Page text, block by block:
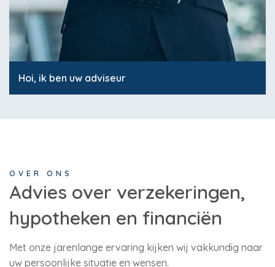
Hoi, ik ben uw adviseur
Advies over verzekeringen,
hypotheken en financiën
OVER ONS
Met onze jarenlange ervaring kijken wij vakkundig naar
uw persoonlijke situatie en wensen.